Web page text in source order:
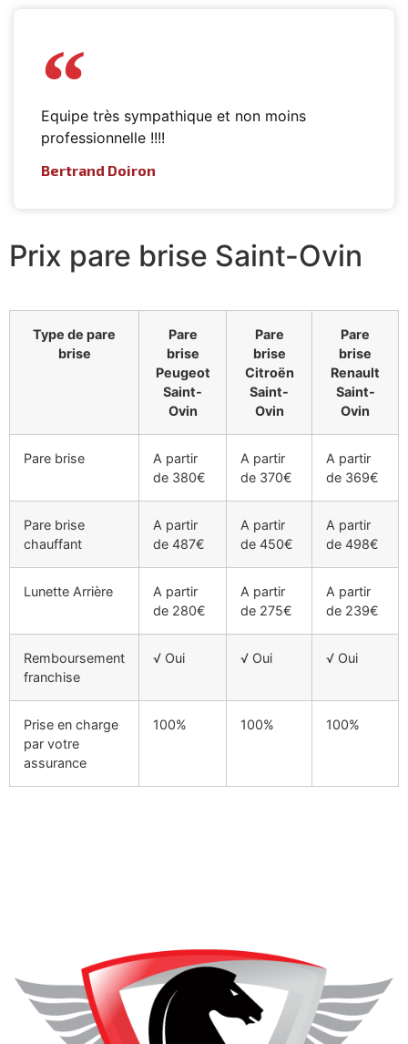
Equipe très sympathique et non moins
professionnelle !!!!
Bertrand Doiron
Prix pare brise Saint-Ovin
Type de pare
brise
Pare
brise
Peugeot
Saint-
Ovin
Pare
brise
Citroën
Saint-
Ovin
Pare
brise
Renault
Saint-
Ovin
Pare brise
A partir
de 380€
A partir
de 370€
A partir
de 369€
Pare brise
chauffant
A partir
de 487€
A partir
de 450€
A partir
de 498€
Lunette Arrière
A partir
de 280€
A partir
de 275€
A partir
de 239€
Remboursement
franchise
√ Oui √ Oui √ Oui
Prise en charge
par votre
assurance
100% 100% 100%